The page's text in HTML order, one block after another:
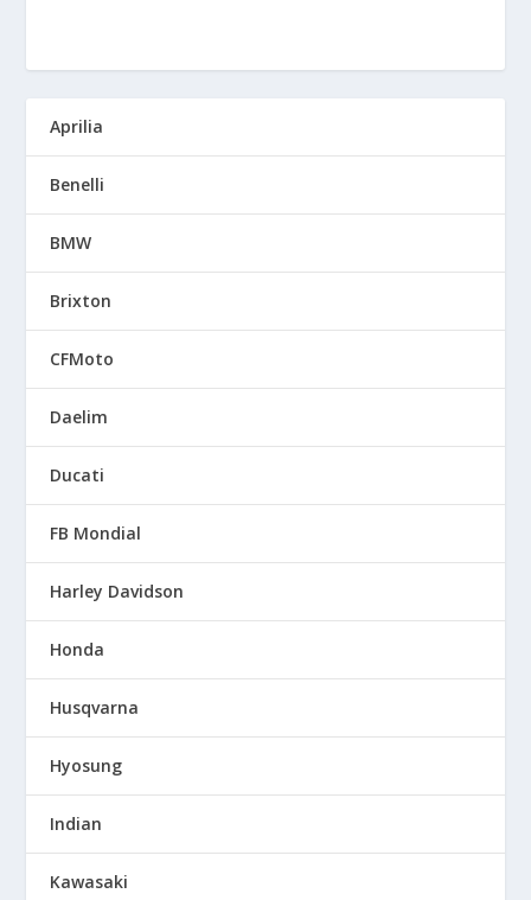
Aprilia
Benelli
BMW
Brixton
CFMoto
Daelim
Ducati
FB Mondial
Harley Davidson
Honda
Husqvarna
Hyosung
Indian
Kawasaki